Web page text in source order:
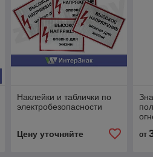
Наклейки и таблички по
электробезопасности
Цену уточняйте от